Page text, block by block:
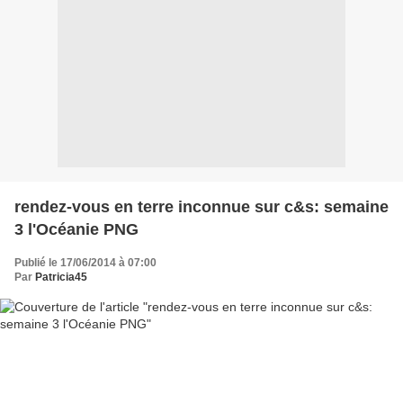
rendez-vous en terre inconnue sur c&s: semaine
3 l'Océanie PNG
Publié le 17/06/2014 à 07:00
Par Patricia45